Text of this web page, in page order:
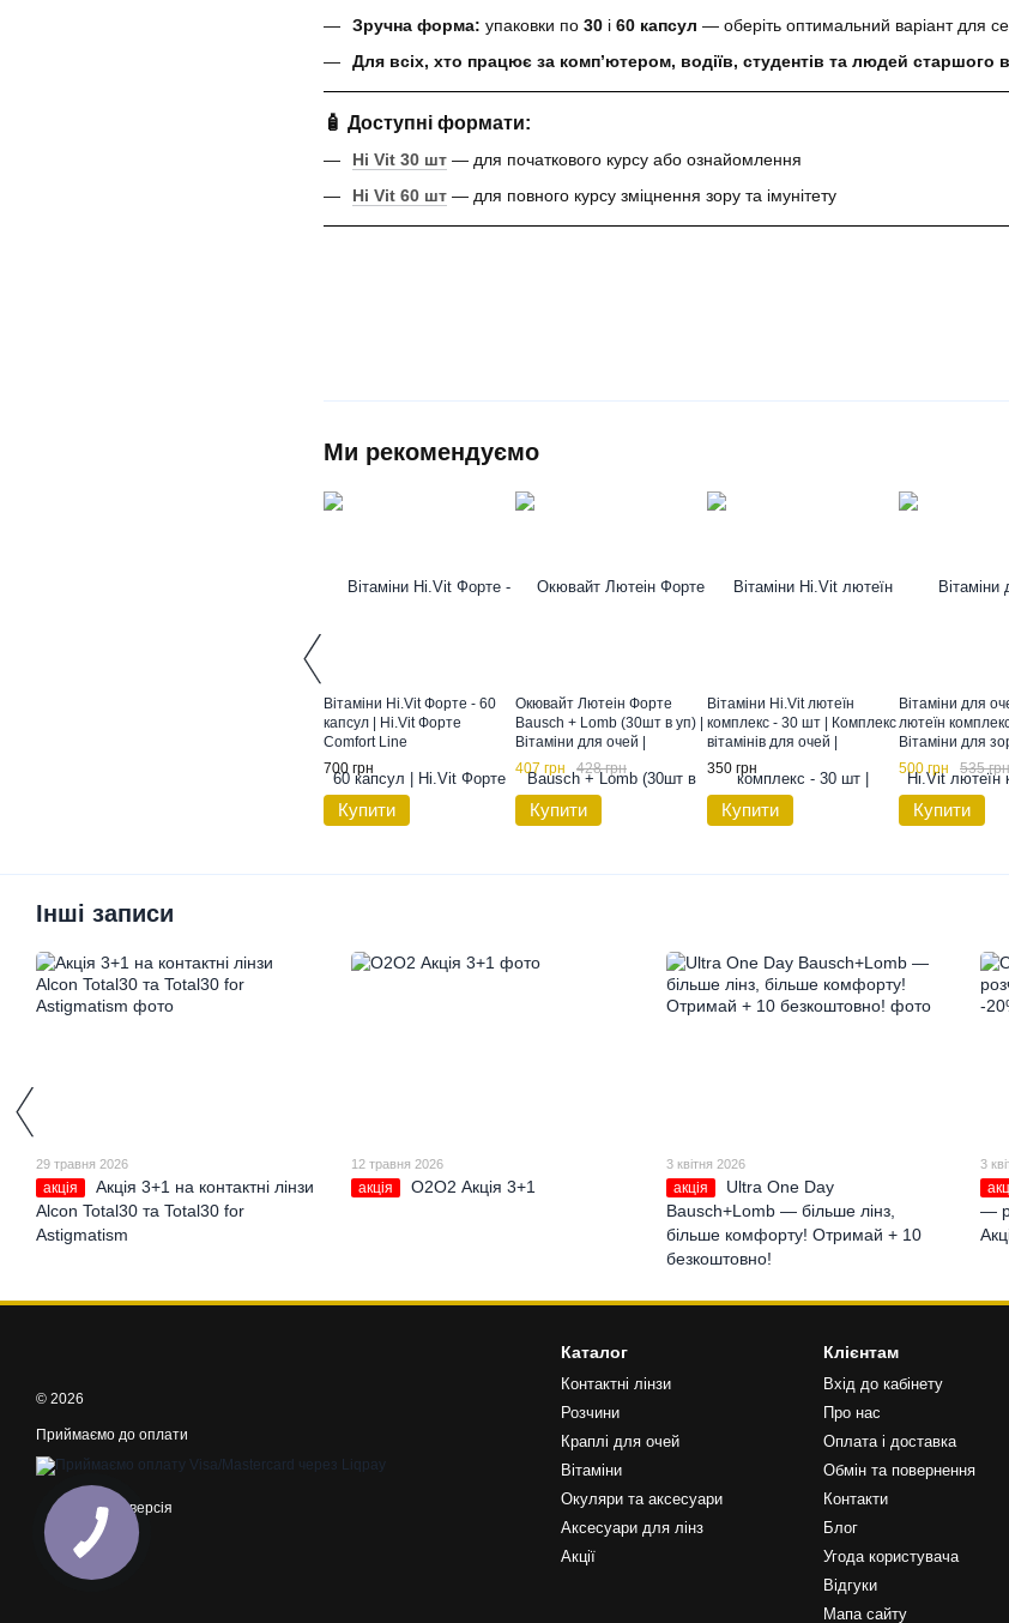
Зручна форма: упаковки по 30 і 60 капсул — оберіть оптимальний варіант для
Для всіх, хто працює за комп’ютером, водіїв, студентів та людей старшого
🧴 Доступні формати:
Hi Vit 30 шт — для початкового курсу або ознайомлення
Hi Vit 60 шт — для повного курсу зміцнення зору та імунітету
Ми рекомендуємо
Вітаміни Hi.Vit Форте - 60
капсул | Hi.Vit Форте
Comfort Line
700 грн
Купити
Окювайт Лютеін Форте
Bausch + Lomb (30шт в уп) |
Вітаміни для очей |
Вітаміни для зору |
407 грн 428 грн
Купити
Вітаміни Hi.Vit лютеїн
комплекс - 30 шт | Комплекс
вітамінів для очей |
Вітаміни для зору| Comfort
Line Hi Vit
350 грн
Купити
Вітаміни для
лютеїн
Вітаміни для
Комплекс
| Comfort Line
500 грн 535 грн
Купити
Інші записи
29 травня 2026
акція
Акція 3+1 на контактні лінзи
Alcon Total30 та Total30 for
Astigmatism
12 травня 2026
акція О2О2 Акція 3+1
3 квітня 2026
акція
Ultra One Day
Bausch+Lomb — більше лінз,
більше комфорту! Отримай + 10
безкоштовно!
3
—
© 2026
Приймаємо до оплати
Мобільна версія
Каталог
Контактні лінзи
Розчини
Краплі для очей
Вітаміни
Окуляри та аксесуари
Аксесуари для лінз
Акції
Клієнтам
Вхід до кабінету
Про нас
Оплата і доставка
Обмін та повернення
Контакти
Блог
Угода користувача
Відгуки
Мапа сайту